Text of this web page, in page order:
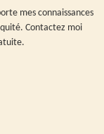
mes connaissances
Contactez moi